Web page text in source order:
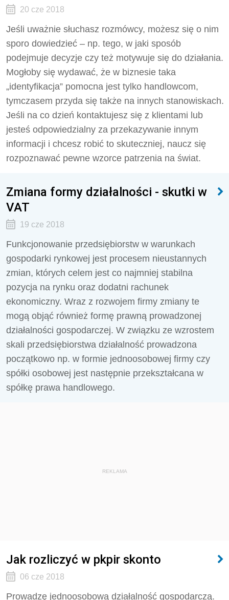
20 cze 2018
Jeśli uważnie słuchasz rozmówcy, możesz się o nim
sporo dowiedzieć – np. tego, w jaki sposób
podejmuje decyzje czy też motywuje się do działania.
Mogłoby się wydawać, że w biznesie taka
„identyfikacja” pomocna jest tylko handlowcom,
tymczasem przyda się także na innych stanowiskach.
Jeśli na co dzień kontaktujesz się z klientami lub
jesteś odpowiedzialny za przekazywanie innym
informacji i chcesz robić to skuteczniej, naucz się
rozpoznawać pewne wzorce patrzenia na świat.
Zmiana formy działalności - skutki w
VAT
19 cze 2018
Funkcjonowanie przedsiębiorstw w warunkach
gospodarki rynkowej jest procesem nieustannych
zmian, których celem jest co najmniej stabilna
pozycja na rynku oraz dodatni rachunek
ekonomiczny. Wraz z rozwojem firmy zmiany te
mogą objąć również formę prawną prowadzonej
działalności gospodarczej. W związku ze wzrostem
skali przedsiębiorstwa działalność prowadzona
początkowo np. w formie jednoosobowej firmy czy
spółki osobowej jest następnie przekształcana w
spółkę prawa handlowego.
REKLAMA
Jak rozliczyć w pkpir skonto
06 cze 2018
Prowadzę jednoosobową działalność gospodarczą.